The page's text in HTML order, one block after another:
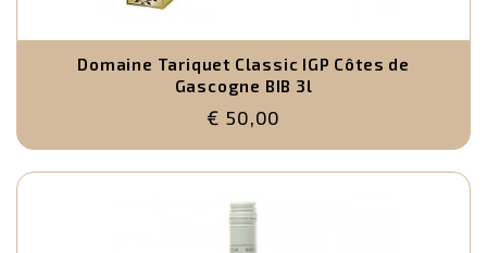
Domaine Tariquet Classic IGP Côtes de
Gascogne BIB 3l
€ 50,00